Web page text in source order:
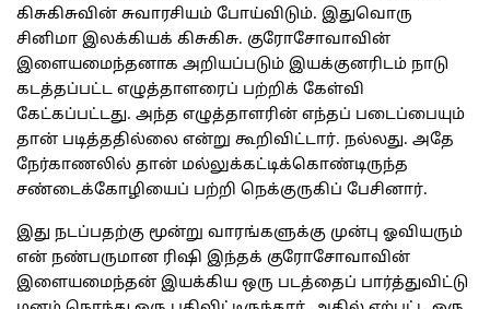
கிசுகிசுவின் சுவாரசியம் போய்விடும். இதுவொரு
சினிமா இலக்கியக் கிசுகிசு. குரோசோவாவின்
இளையமைந்தனாக அறியப்படும் இயக்குனரிடம் நாடு
கடத்தப்பட்ட எழுத்தாளரைப் பற்றிக் கேள்வி
கேட்கப்பட்டது. அந்த எழுத்தாளரின் எந்தப் படைப்பையும்
தான் படித்ததில்லை என்று கூறிவிட்டார். நல்லது. அதே
நேர்காணலில் தான் மல்லுக்கட்டிக்கொண்டிருந்த
சண்டைக்கோழியைப் பற்றி நெக்குருகிப் பேசினார்.
இது நடப்பதற்கு மூன்று வாரங்களுக்கு முன்பு ஓவியரும்
என் நண்பருமான ரிஷி இந்தக் குரோசோவாவின்
இளையமைந்தன் இயக்கிய ஒரு படத்தைப் பார்த்துவிட்டு